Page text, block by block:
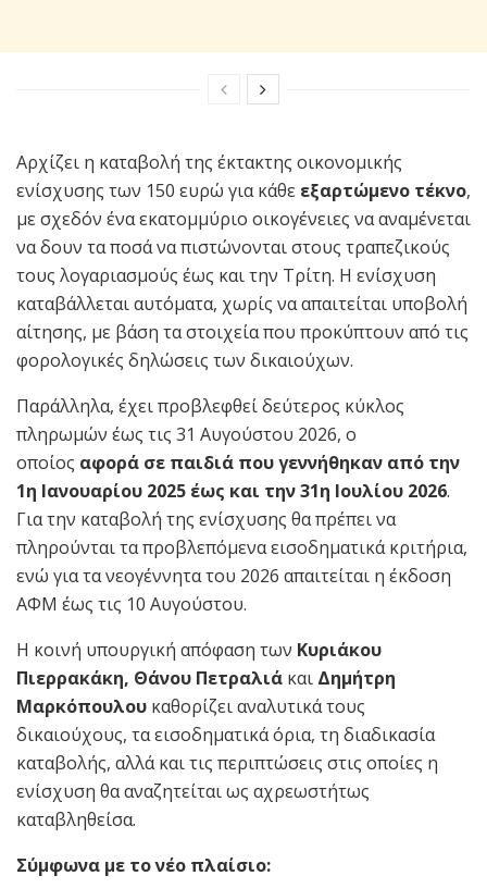
Αρχίζει η καταβολή της έκτακτης οικονομικής
ενίσχυσης των 150 ευρώ για κάθε εξαρτώμενο τέκνο,
με σχεδόν ένα εκατομμύριο οικογένειες να αναμένεται
να δουν τα ποσά να πιστώνονται στους τραπεζικούς
τους λογαριασμούς έως και την Τρίτη. Η ενίσχυση
καταβάλλεται αυτόματα, χωρίς να απαιτείται υποβολή
αίτησης, με βάση τα στοιχεία που προκύπτουν από τις
φορολογικές δηλώσεις των δικαιούχων.
Παράλληλα, έχει προβλεφθεί δεύτερος κύκλος
πληρωμών έως τις 31 Αυγούστου 2026, ο
οποίος αφορά σε παιδιά που γεννήθηκαν από την
1η Ιανουαρίου 2025 έως και την 31η Ιουλίου 2026.
Για την καταβολή της ενίσχυσης θα πρέπει να
πληρούνται τα προβλεπόμενα εισοδηματικά κριτήρια,
ενώ για τα νεογέννητα του 2026 απαιτείται η έκδοση
ΑΦΜ έως τις 10 Αυγούστου.
Η κοινή υπουργική απόφαση των Κυριάκου
Πιερρακάκη, Θάνου Πετραλιά και Δημήτρη
Μαρκόπουλου καθορίζει αναλυτικά τους
δικαιούχους, τα εισοδηματικά όρια, τη διαδικασία
καταβολής, αλλά και τις περιπτώσεις στις οποίες η
ενίσχυση θα αναζητείται ως αχρεωστήτως
καταβληθείσα.
Σύμφωνα με το νέο πλαίσιο: